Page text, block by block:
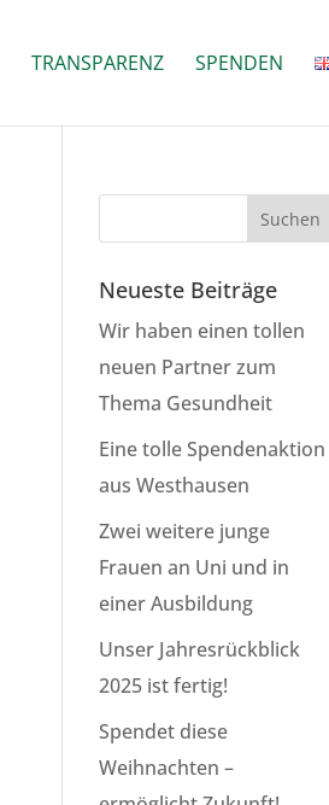
TRANSPARENZ SPENDEN
Neueste Beiträge
Wir haben einen tollen
neuen Partner zum
Thema Gesundheit
Eine tolle Spendenaktion
aus Westhausen
Zwei weitere junge
Frauen an Uni und in
einer Ausbildung
Unser Jahresrückblick
2025 ist fertig!
Spendet diese
Weihnachten –